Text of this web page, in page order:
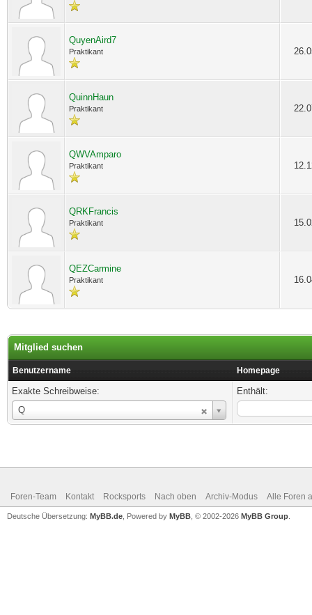
QuyenAird7
Praktikant
QuinnHaun
Praktikant
QWVAmparo
Praktikant
QRKFrancis
Praktikant
QEZCarmine
Praktikant
Mitglied suchen
Benutzername Homepage
Exakte Schreibweise:
Q
Benutzername
Enthält:
Foren-Team Kontakt Rocksports Nach oben Archiv-Modus Alle Foren
Deutsche Übersetzung: MyBB.de , Powered by MyBB , © 2002-2026 MyBB Group